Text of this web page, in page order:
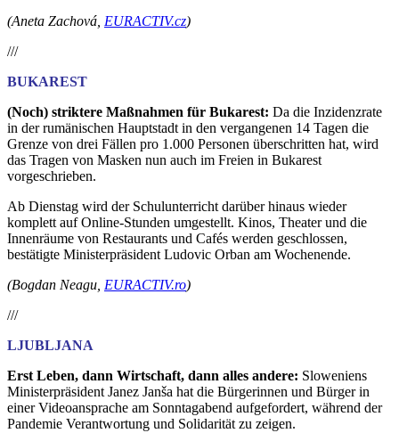
(Aneta Zachová, EURACTIV.cz)
///
BUKAREST
(Noch) striktere Maßnahmen für Bukarest: Da die Inzidenzrate
in der rumänischen Hauptstadt in den vergangenen 14 Tagen die
Grenze von drei Fällen pro 1.000 Personen überschritten hat, wird
das Tragen von Masken nun auch im Freien in Bukarest
vorgeschrieben.
Ab Dienstag wird der Schulunterricht darüber hinaus wieder
komplett auf Online-Stunden umgestellt. Kinos, Theater und die
Innenräume von Restaurants und Cafés werden geschlossen,
bestätigte Ministerpräsident Ludovic Orban am Wochenende.
(Bogdan Neagu, EURACTIV.ro)
///
LJUBLJANA
Erst Leben, dann Wirtschaft, dann alles andere: Sloweniens
Ministerpräsident Janez Janša hat die Bürgerinnen und Bürger in
einer Videoansprache am Sonntagabend aufgefordert, während der
Pandemie Verantwortung und Solidarität zu zeigen.